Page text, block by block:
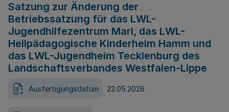
Satzung zur Änderung der
Betriebssatzung für das LWL-
Jugendhilfezentrum Marl, das LWL-
Heilpädagogische Kinderheim Hamm und
das LWL-Jugendheim Tecklenburg des
Landschaftsverbandes Westfalen-Lippe
Ausfertigungsdatum 22.05.2026